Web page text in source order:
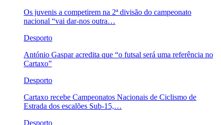
Os juvenis a competirem na 2ª divisão do campeonato
nacional “vai dar-nos outra…
Desporto
António Gaspar acredita que “o futsal será uma referência no
Cartaxo”
Desporto
Cartaxo recebe Campeonatos Nacionais de Ciclismo de
Estrada dos escalões Sub-15,…
Desporto